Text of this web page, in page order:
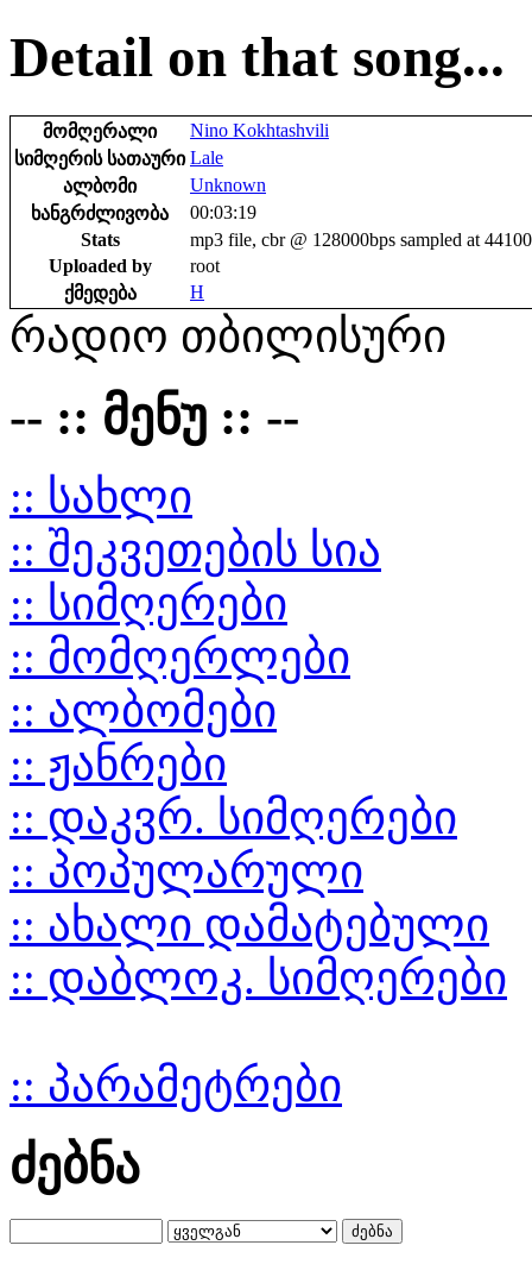
Detail on that song...
მომღერალი
Nino Kokhtashvili
სიმღერის სათაური Lale
ალბომი
Unknown
ხანგრძლივობა
00:03:19
Stats
mp3 file, cbr @ 128000bps sampled at
Uploaded by
root
ქმედება
H
რადიო თბილისური
-- :: მენუ :: --
:: სახლი
:: შეკვეთების სია
:: სიმღერები
:: მომღერლები
:: ალბომები
:: ჟანრები
:: დაკვრ. სიმღერები
:: პოპულარული
:: ახალი დამატებული
:: დაბლოკ. სიმღერები
:: პარამეტრები
ძებნა